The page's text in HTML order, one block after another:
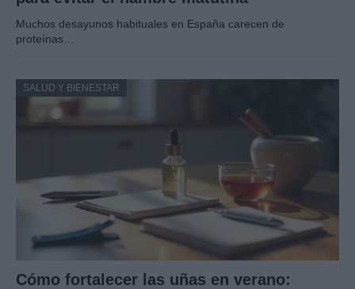
Muchos desayunos habituales en España carecen de
proteínas…
SALUD Y BIENESTAR
Cómo fortalecer las uñas en verano: